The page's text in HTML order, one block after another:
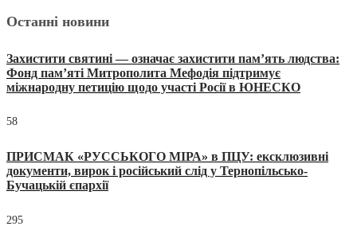
Останні новини
Захистити святині — означає захистити пам’ять людства:
Фонд пам’яті Митрополита Мефодія підтримує
міжнародну петицію щодо участі Росії в ЮНЕСКО
58
ПРИСМАК «РУССЬКОГО МІРА» в ПЦУ: ексклюзивні
документи, вирок і російський слід у Тернопільсько-
Бучацькій єпархії
295